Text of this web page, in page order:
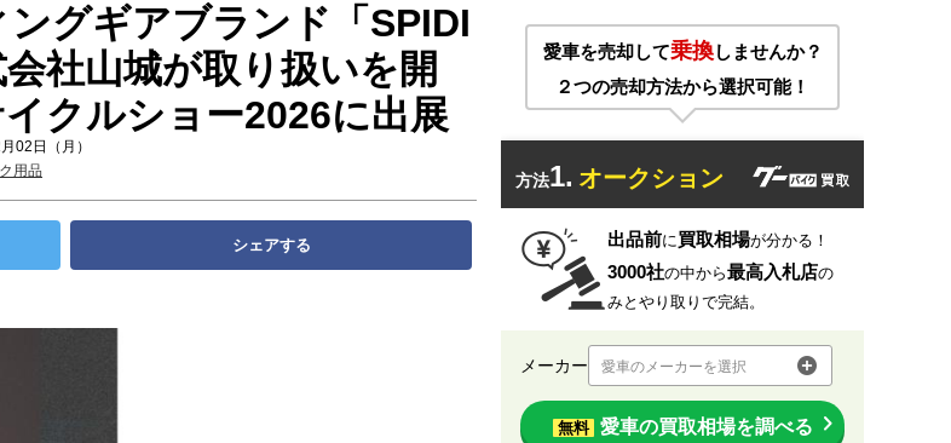
グギアブランド「SPIDI
社山城が取り扱いを開
クルショー2026に出展
02日（月）
用品
シェアする
愛車を売却して乗換しませんか？
２つの売却方法から選択可能！
方法1. オークション
出品前に買取相場が分かる！
3000社の中から最高入札店の
みとやり取りで完結。
メーカー 愛車のメーカーを選択
無料 愛車の買取相場を調べる